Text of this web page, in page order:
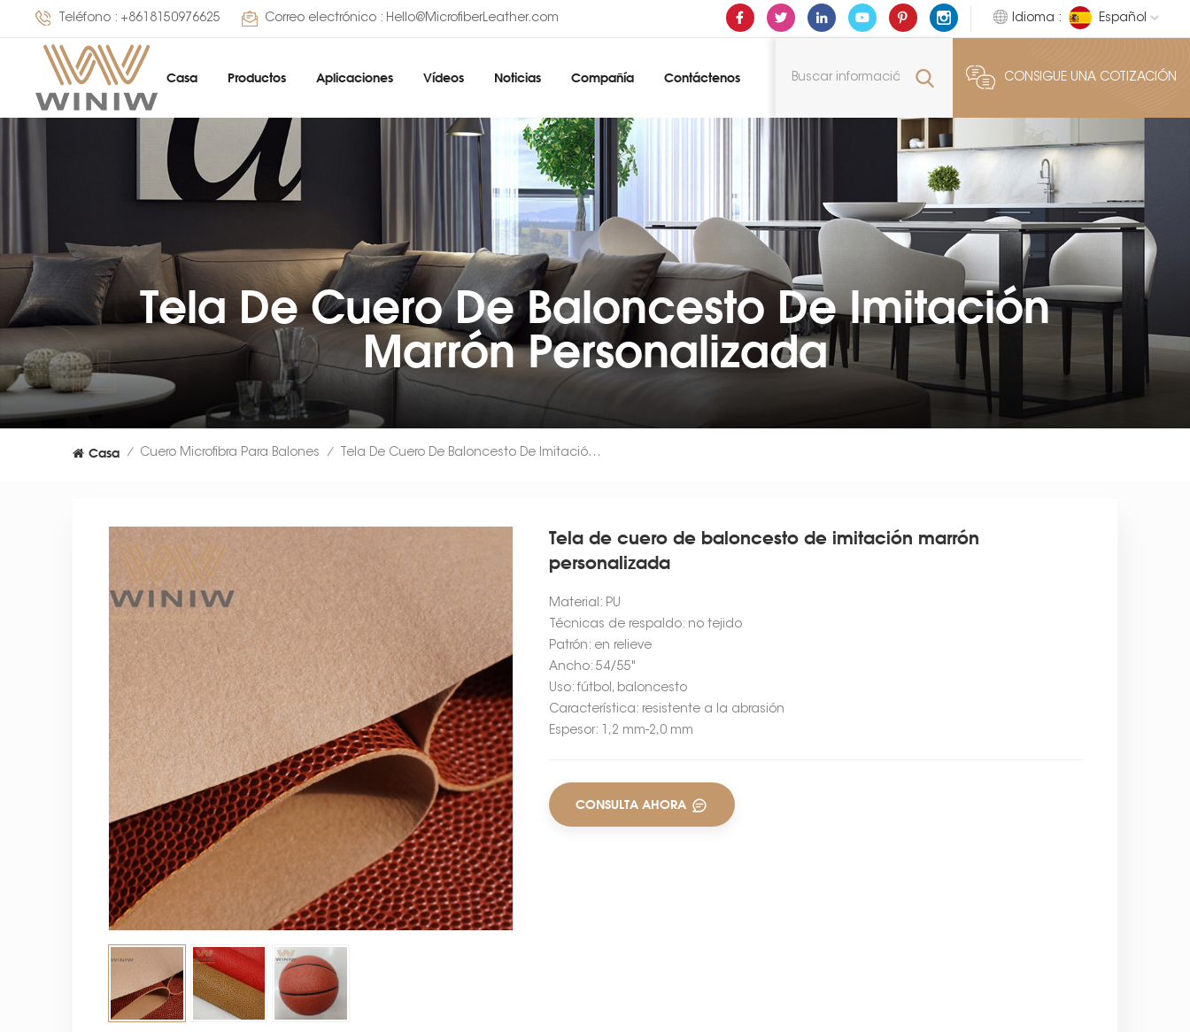
Teléfono : +8618150976625 Correo electrónico : Hello@MicrofiberLeather.com Idioma : Español
CONSIGUE UNA COTIZACIÓN
Casa Productos Aplicaciones Vídeos Noticias Compañía Contáctenos
Tela De Cuero De Baloncesto De Imitación
Marrón Personalizada
Casa / Cuero Microfibra Para Balones / Tela De Cuero De Baloncesto De Imitación Marrón Personalizada
Tela de cuero de baloncesto de imitación marrón
personalizada
Material: PU
Técnicas de respaldo: no tejido
Patrón: en relieve
Ancho: 54/55"
Uso: fútbol, baloncesto
Característica: resistente a la abrasión
Espesor: 1,2 mm-2,0 mm
CONSULTA AHORA